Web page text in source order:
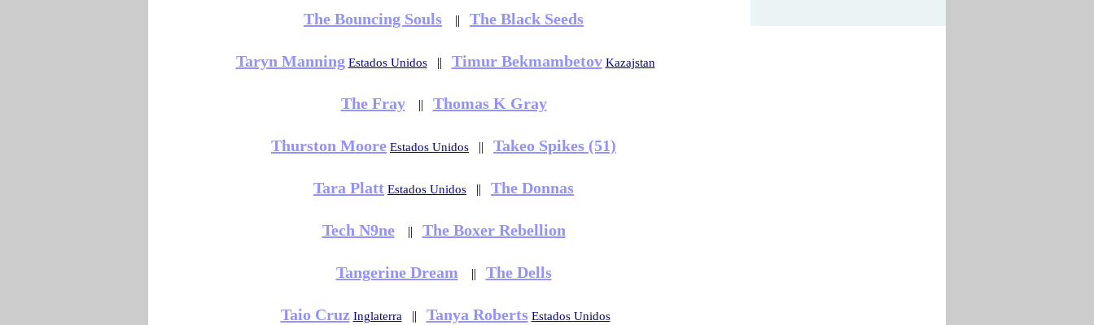
The Bouncing Souls || The Black Seeds
Taryn Manning Estados Unidos|| Timur Bekmambetov Kazajstan
The Fray || Thomas K Gray
Thurston Moore Estados Unidos || Takeo Spikes (51)
Tara Platt Estados Unidos || The Donnas
Tech N9ne || The Boxer Rebellion
Tangerine Dream || The Dells
Taio Cruz Inglaterra || Tanya Roberts Estados Unidos